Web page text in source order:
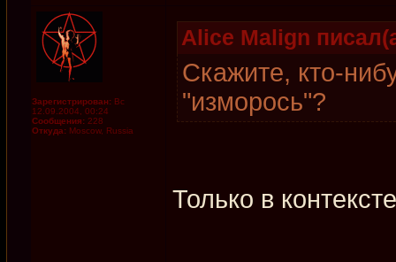
Зарегистрирован: Вс
12.09.2004, 00:24
Сообщения: 228
Откуда: Moscow, Russia
Alice Malign
Скажите, кто-
"изморось"?
Только в